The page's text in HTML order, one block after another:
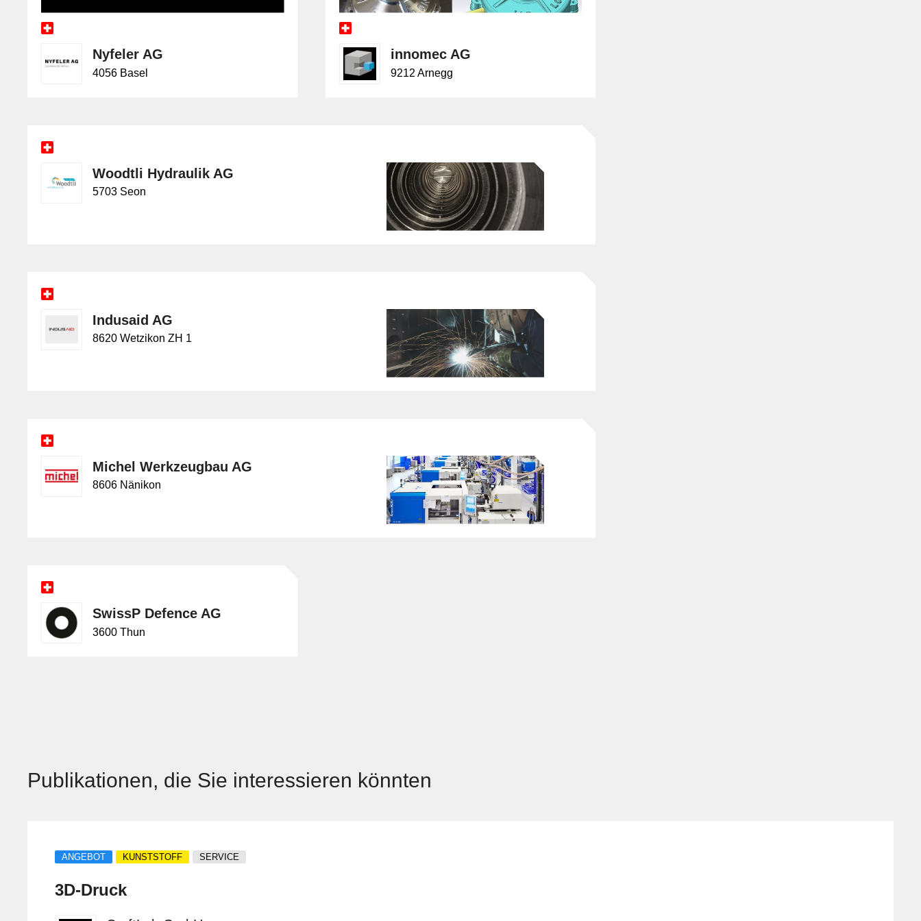
Nyfeler AG
4056 Basel
innomec AG
9212 Arnegg
Woodtli Hydraulik AG
5703 Seon
Indusaid AG
8620 Wetzikon ZH 1
Michel Werkzeugbau AG
8606 Nänikon
SwissP Defence AG
3600 Thun
Publikationen, die Sie interessieren könnten
ANGEBOT KUNSTSTOFF SERVICE
3D-Druck